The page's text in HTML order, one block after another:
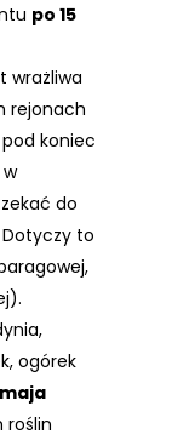
po 15
wrażliwa
rejonach
koniec
do
Dotyczy to
ogórek
roślin